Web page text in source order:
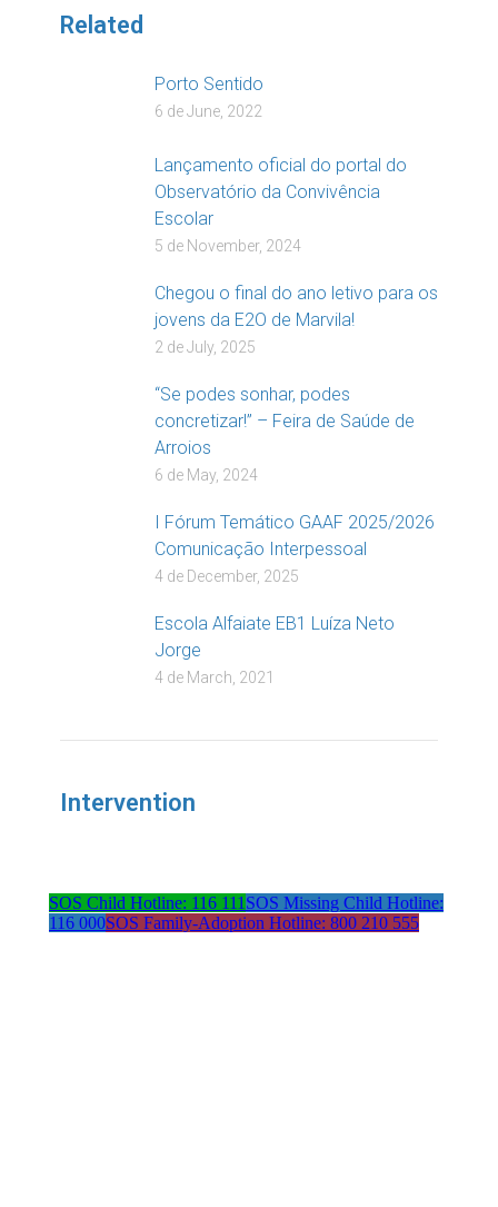
Related
Porto Sentido
6 de June, 2022
Lançamento oficial do portal do
Observatório da Convivência
Escolar
5 de November, 2024
Chegou o final do ano letivo para os
jovens da E2O de Marvila!
2 de July, 2025
“Se podes sonhar, podes
concretizar!” – Feira de Saúde de
Arroios
6 de May, 2024
I Fórum Temático GAAF 2025/2026
Comunicação Interpessoal
4 de December, 2025
Escola Alfaiate EB1 Luíza Neto
Jorge
4 de March, 2021
Intervention
SOS Child Hotline: 116 111 SOS Missing Child Hotline:
116 000SOS Family-Adoption Hotline: 800 210 555